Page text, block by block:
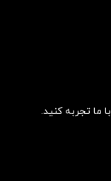
ما تجربه کنید.